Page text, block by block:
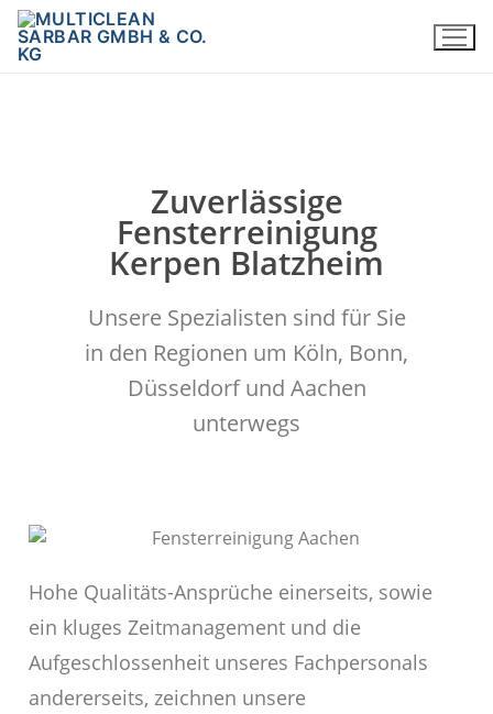
Zuverlässige
Fensterreinigung
Kerpen Blatzheim
Unsere Spezialisten sind für Sie
in den Regionen um Köln, Bonn,
Düsseldorf und Aachen
unterwegs
Hohe Qualitäts-Ansprüche einerseits, sowie
ein kluges Zeitmanagement und die
Aufgeschlossenheit unseres Fachpersonals
andererseits, zeichnen unsere